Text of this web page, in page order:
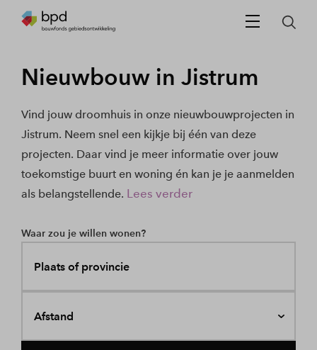
Nieuwbouw in Jistrum
Vind jouw droomhuis in onze nieuwbouwprojecten in
Jistrum. Neem snel een kijkje bij één van deze
projecten. Daar vind je meer informatie over jouw
toekomstige buurt en woning én kan je je aanmelden
als belangstellende. Lees verder
Waar zou je willen wonen?
Plaats of provincie
Afstand